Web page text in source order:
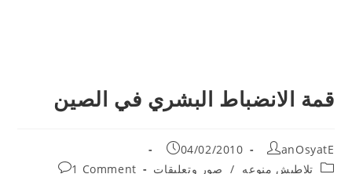
قمة الانضباط البشري في الصين
Post
author:
anOsyatE
Post
published:
04/02/2010
Postتلاطيش منوعه / صور وتعليقات
Post
1 Comment